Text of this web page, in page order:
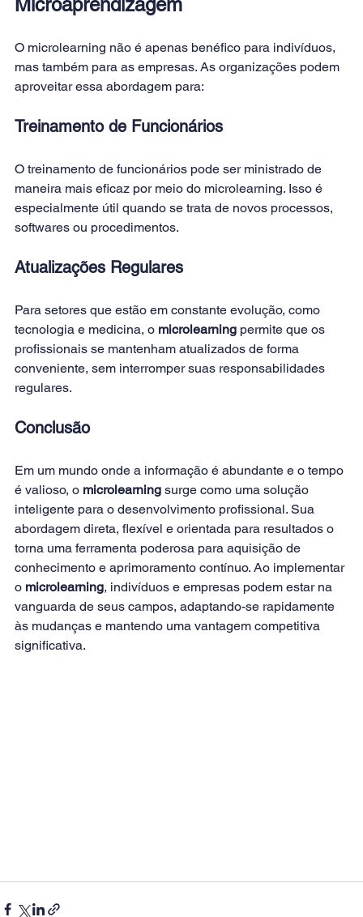
O microlearning não é apenas benéfico para indivíduos,
mas também para as empresas. As organizações podem
aproveitar essa abordagem para:
Treinamento de Funcionários
O treinamento de funcionários pode ser ministrado de
maneira mais eficaz por meio do microlearning. Isso é
especialmente útil quando se trata de novos processos,
softwares ou procedimentos.
Atualizações Regulares
Para setores que estão em constante evolução, como
tecnologia e medicina, o microlearning permite que os
profissionais se mantenham atualizados de forma
conveniente, sem interromper suas responsabilidades
regulares.
Conclusão
Em um mundo onde a informação é abundante e o tempo
é valioso, o microlearning surge como uma solução
inteligente para o desenvolvimento profissional. Sua
abordagem direta, flexível e orientada para resultados o
torna uma ferramenta poderosa para aquisição de
conhecimento e aprimoramento contínuo. Ao implementar
o microlearning, indivíduos e empresas podem estar na
vanguarda de seus campos, adaptando-se rapidamente
às mudanças e mantendo uma vantagem competitiva
significativa.